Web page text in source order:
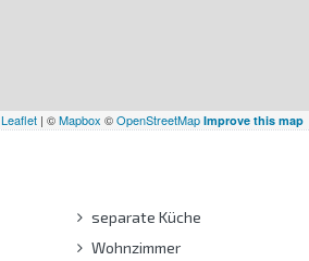
Leaflet | ©Mapbox ©OpenStreetMap Improve this map
separate Küche
Wohnzimmer